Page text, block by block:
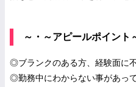
～・～アピールポイント
◎ブランクのある方、経験面に
◎勤務中にわからない事があっ